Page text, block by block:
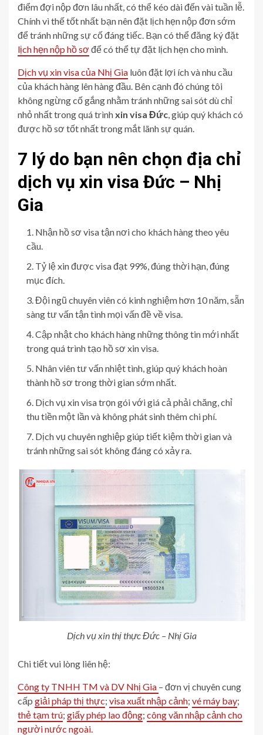
điểm đợi nộp đơn lâu nhất, có thể kéo dài đến vài tuần lễ.
Chính vì thế tốt nhất bạn nên đặt lịch hẹn nộp đơn sớm
để tránh những sự cố đáng tiếc. Bạn có thể đăng ký đặt
lịch hẹn nộp hồ sơ để có thể tự đặt lịch hẹn cho mình.
Dịch vụ xin visa của Nhị Gia luôn đặt lợi ích và nhu cầu
của khách hàng lên hàng đầu. Bên cạnh đó chúng tôi
không ngừng cố gắng nhằm tránh những sai sót dù chỉ
nhỏ nhất trong quá trìnhxin visa Đức , giúp quý khách có
được hồ sơ tốt nhất trong mắt lãnh sự quán.
7 lý do bạn nên chọn địa chỉ
dịch vụ xin visa Đức – Nhị
Gia
Nhận hồ sơ visa tận nơi cho khách hàng theo yêu
cầu.
Tỷ lệ xin được visa đạt 99%, đúng thời hạn, đúng
mục đích.
Đội ngũ chuyên viên có kinh nghiệm hơn 10 năm, sẵn
sàng tư vấn tận tình mọi vấn đề về visa.
Cập nhật cho khách hàng những thông tin mới nhất
trong quá trình tạo hồ sơ xin visa.
Nhân viên tư vấn nhiệt tình, giúp quý khách hoàn
thành hồ sơ trong thời gian sớm nhất.
Dịch vụ xin visa trọn gói với giá cả phải chăng, chỉ
thu tiền một lần và không phát sinh thêm chi phí.
Dịch vụ chuyên nghiệp giúp tiết kiệm thời gian và
tránh những sai sót không đáng có xảy ra.
Dịch vụ xin thị thực Đức – Nhị Gia
Chi tiết vui lòng liên hệ:
Công ty TNHH TM và DV Nhị Gia – đơn vị chuyên cung
cấp giải pháp thị thực; visa xuất nhập cảnh; vé máy bay;
thẻ tạm trú; giấy phép lao động; công văn nhập cảnh cho
người nước ngoài.